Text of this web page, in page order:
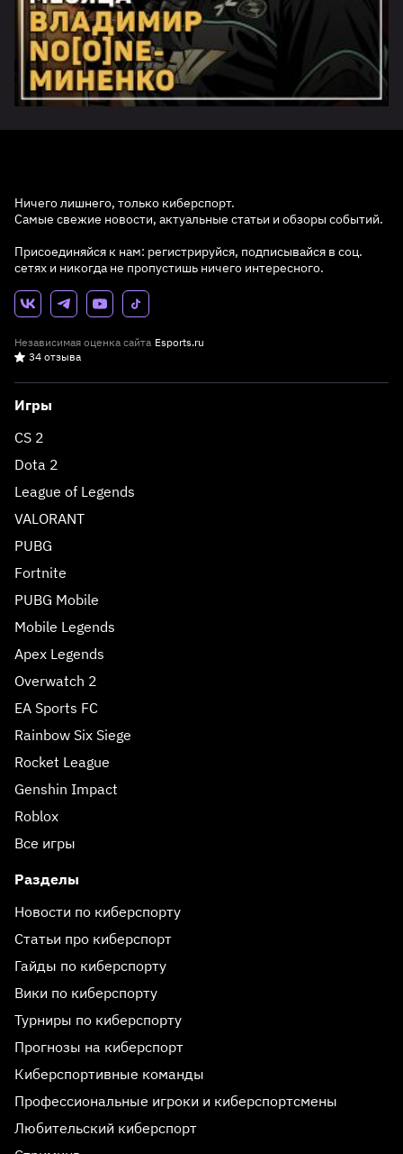
Ничего лишнего, только киберспорт.
Самые свежие новости, актуальные статьи и обзоры событий.
Присоединяйся к нам: регистрируйся, подписывайся в соц.
сетях и никогда не пропустишь ничего интересного.
Независимая оценка сайта Esports.ru
34 отзыва
Игры
CS 2
Dota 2
League of Legends
VALORANT
PUBG
Fortnite
PUBG Mobile
Mobile Legends
Apex Legends
Overwatch 2
EA Sports FC
Rainbow Six Siege
Rocket League
Genshin Impact
Roblox
Все игры
Разделы
Новости по киберспорту
Статьи про киберспорт
Гайды по киберспорту
Вики по киберспорту
Турниры по киберспорту
Прогнозы на киберспорт
Киберспортивные команды
Профессиональные игроки и киберспортсмены
Любительский киберспорт